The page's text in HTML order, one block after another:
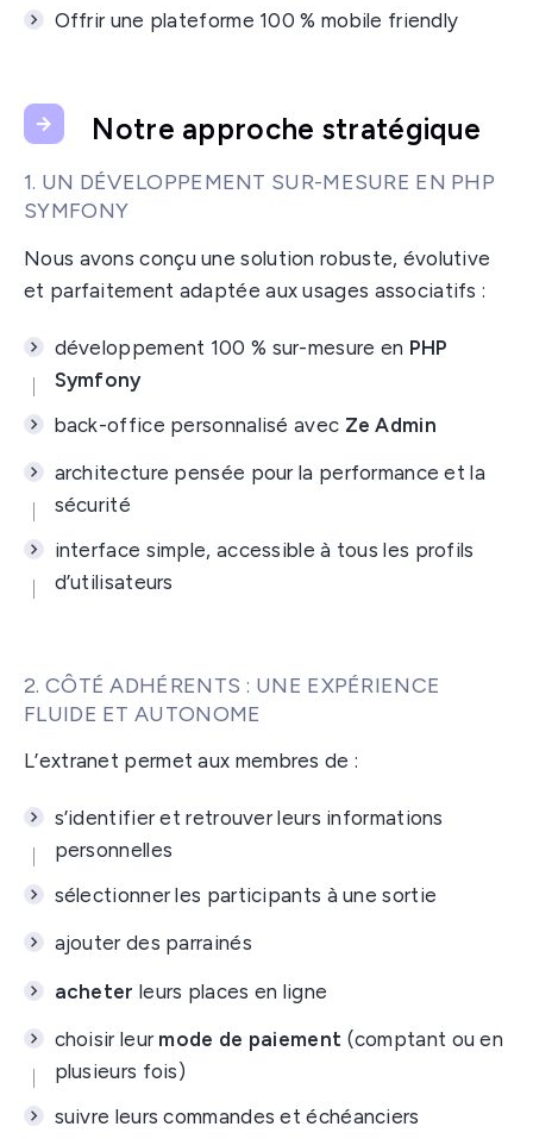
Offrir une plateforme 100 % mobile friendly
Notre approche stratégique
1. UN DÉVELOPPEMENT SUR-MESURE EN PHP
SYMFONY
Nous avons conçu une solution robuste, évolutive
et parfaitement adaptée aux usages associatifs :
développement 100 % sur-mesure en PHP
Symfony
back-office personnalisé avec Ze Admin
architecture pensée pour la performance et la
sécurité
interface simple, accessible à tous les profils
d’utilisateurs
2. CÔTÉ ADHÉRENTS : UNE EXPÉRIENCE
FLUIDE ET AUTONOME
L’extranet permet aux membres de :
s’identifier et retrouver leurs informations
personnelles
sélectionner les participants à une sortie
ajouter des parrainés
acheter leurs places en ligne
choisir leur mode de paiement (comptant ou en
plusieurs fois)
suivre leurs commandes et échéanciers